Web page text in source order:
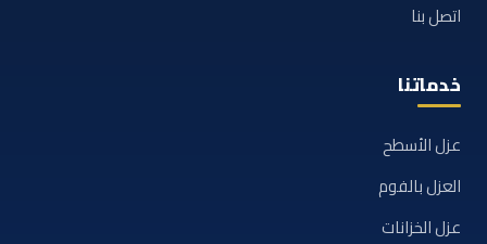
اتصل بنا
خدماتنا
عزل الأسطح
العزل بالفوم
عزل الخزانات